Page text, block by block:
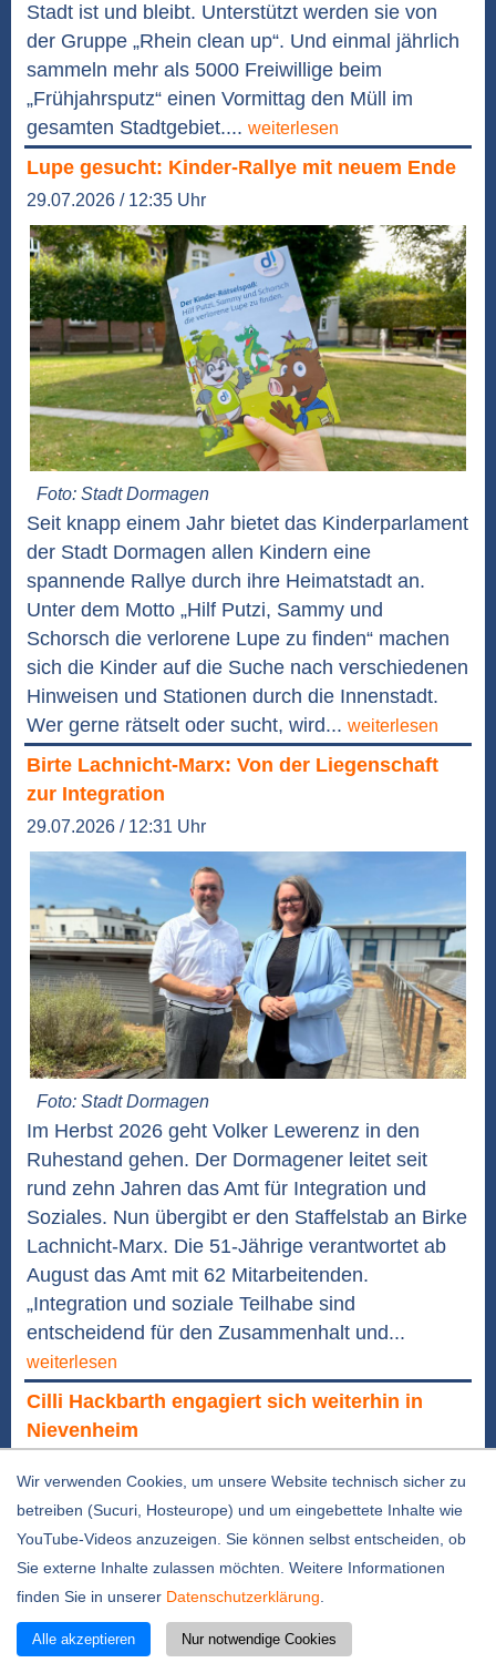
Wir verwenden Cookies, um unsere Website technisch sicher zu
betreiben (Sucuri, Hosteurope) und um eingebettete Inhalte wie
YouTube-Videos anzuzeigen. Sie können selbst entscheiden, ob
Sie externe Inhalte zulassen möchten. Weitere Informationen
finden Sie in unserer Datenschutzerklärung
Alle akzeptieren Nur notwendige Cookies
Stadt ist und bleibt. Unterstützt werden sie von
der Gruppe „Rhein clean up“. Und einmal jährlich
sammeln mehr als 5000 Freiwillige beim
„Frühjahrsputz“ einen Vormittag den Müll im
gesamten Stadtgebiet.... weiterlesen
Lupe gesucht: Kinder-Rallye mit neuem Ende
29.07.2026 / 12:35 Uhr
Foto: Stadt Dormagen
Seit knapp einem Jahr bietet das Kinderparlament
der Stadt Dormagen allen Kindern eine
spannende Rallye durch ihre Heimatstadt an.
Unter dem Motto „Hilf Putzi, Sammy und
Schorsch die verlorene Lupe zu finden“ machen
sich die Kinder auf die Suche nach verschiedenen
Hinweisen und Stationen durch die Innenstadt.
Wer gerne rätselt oder sucht, wird... weiterlesen
Birte Lachnicht-Marx: Von der Liegenschaft
zur Integration
29.07.2026 / 12:31 Uhr
Foto: Stadt Dormagen
Im Herbst 2026 geht Volker Lewerenz in den
Ruhestand gehen. Der Dormagener leitet seit
rund zehn Jahren das Amt für Integration und
Soziales. Nun übergibt er den Staffelstab an Birke
Lachnicht-Marx. Die 51-Jährige verantwortet ab
August das Amt mit 62 Mitarbeitenden.
„Integration und soziale Teilhabe sind
entscheidend für den Zusammenhalt und...
weiterlesen
Cilli Hackbarth engagiert sich weiterhin in
Nievenheim
Foto: Stadt Dormagen
Nievenheim. Gestern wurde Cäcilie „Cilli“